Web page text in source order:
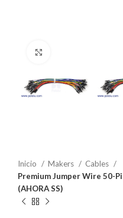
Inicio Makers
Cables
Premium Jumper Wire 50-
(AHORA SS)